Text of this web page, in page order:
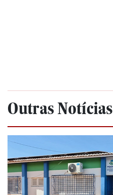
Outras Notícias